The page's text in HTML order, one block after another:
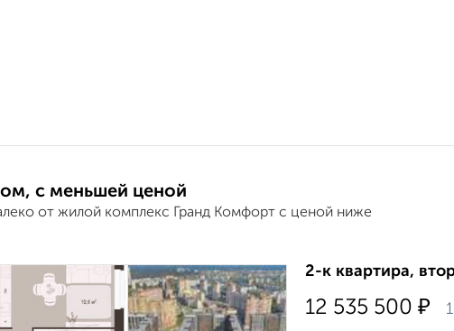
с меньшей ценой
от жилой комплекс Гранд Комфорт с ценой ниже
2-к квартира,
12 535 500 ₽